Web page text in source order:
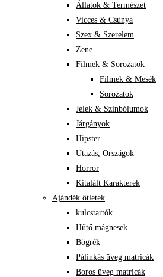
Állatok & Természet
Vicces & Csúnya
Szex & Szerelem
Zene
Filmek & Sorozatok
Filmek & Mesék
Sorozatok
Jelek & Szinbólumok
Járgányok
Hipster
Utazás, Országok
Horror
Kitalált Karakterek
Ajándék ötletek
kulcstartók
Hűtő mágnesek
Bögrék
Pálinkás üveg matricák
Boros üveg matricák